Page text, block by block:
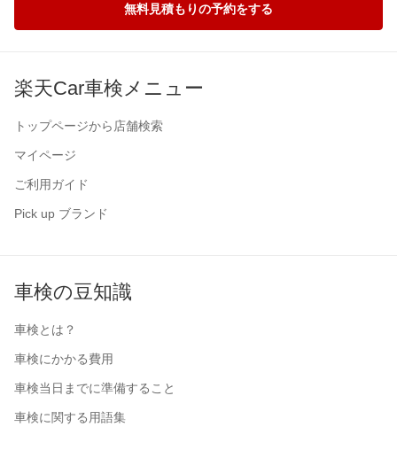
無料見積もりの予約をする
楽天Car車検メニュー
トップページから店舗検索
マイページ
ご利用ガイド
Pick up ブランド
車検の豆知識
車検とは？
車検にかかる費用
車検当日までに準備すること
車検に関する用語集